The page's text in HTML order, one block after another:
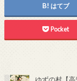
はてブ
Pocket
ゆずの村【